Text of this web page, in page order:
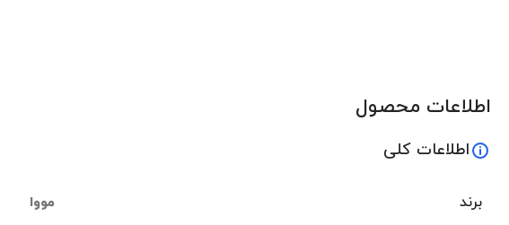
اطلاعات محصول
اطلاعات کلی
برند مووا